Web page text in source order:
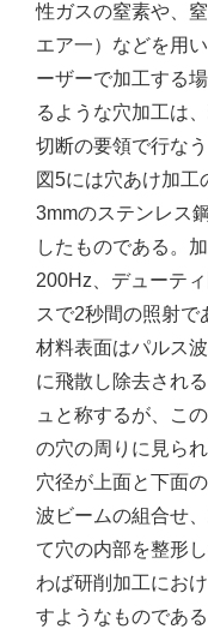
性ガスの窒素や、
エア一）などを用
ーザーで加工する
るような穴加工は
切断の要領で行な
図5には穴あけ加工
3mmのステンレス
したものである。
200Hz、デューテ
スで2秒間の照射で
材料表面はパルス
に飛散し除去され
ュと称するが、こ
の穴の周りに見ら
穴径が上面と下面
波ビームの組合せ
て穴の内部を整形
わば研削加工にお
すようなものである